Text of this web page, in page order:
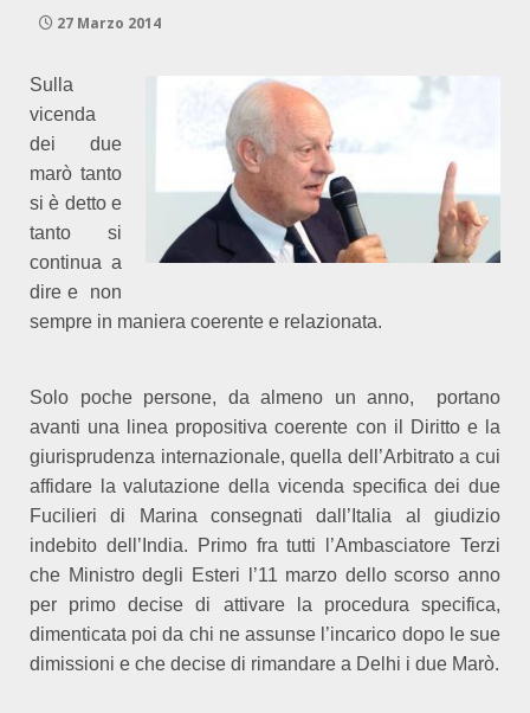
27 Marzo 2014
Sulla
vicenda
dei due
marò tanto
si è detto e
tanto si
continua a
dire e
non
sempre in maniera coerente e relazionata.
Solo poche persone, da almeno un anno,
portano
avanti una linea propositiva coerente con il Diritto e la
giurisprudenza internazionale, quella dell’Arbitrato a cui
affidare la valutazione della vicenda specifica dei due
Fucilieri di Marina consegnati dall’Italia al giudizio
indebito dell’India. Primo fra tutti l’Ambasciatore Terzi
che Ministro degli Esteri l’11 marzo dello scorso anno
per primo decise di attivare la procedura specifica,
dimenticata poi da chi ne assunse l’incarico dopo le sue
dimissioni e che decise di rimandare a Delhi i due Marò.